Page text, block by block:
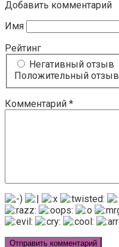
Добавить комментарий
Имя
Рейтинг
Негативный отзыв
Положительный отзыв
Комментарий *